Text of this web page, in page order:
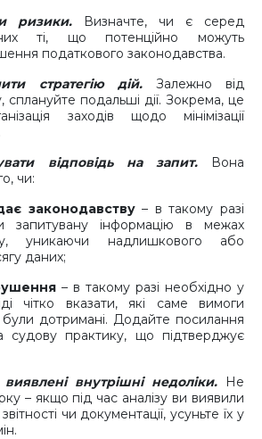
ризики.
Визначте, чи є серед
ті, що потенційно можуть
податкового законодавства.
стратегію дій.
Залежно від
сплануйте подальші дії. Зокрема, це
заходів щодо мінімізації
відповідь на запит.
Вона
чи:
законодавству– в такому разі
запитувану інформацію в межах
уникаючи надлишкового або
даних;
– в такому разі необхідно у
чітко вказати, які саме вимоги
дотримані. Додайте посилання
практику, що підтверджує
внутрішні недоліки.
Не
– якщо під час аналізу ви виявили
чи документації, усуньте їх у